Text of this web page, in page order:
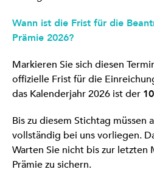
Wann ist die Frist für die
Prämie 2026?
Markieren Sie sich diesen
offizielle Frist für die
das Kalenderjahr 2026 ist der
Bis zu diesem Stichtag müssen
vollständig bei uns vorliegen.
Warten Sie nicht bis zur letzten
Prämie zu sichern.